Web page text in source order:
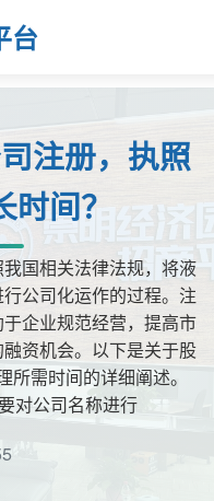
台
注册，执照
间？
国相关法律法规，将液
公司化运作的过程。注
企业规范经营，提高市
资机会。以下是关于股
需时间的详细阐述。
对公司名称进行